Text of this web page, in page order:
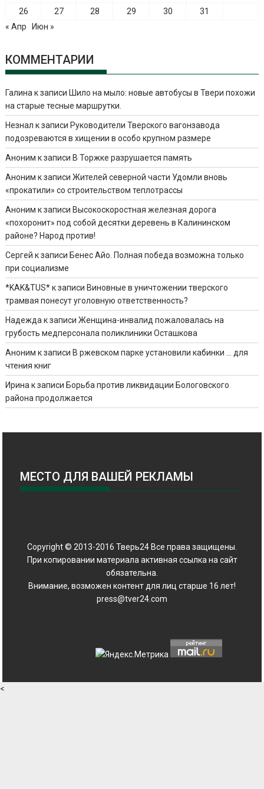
26
27 28 29 30
31
« Апр
Июн »
КОММЕНТАРИИ
Галина к записиШило на мыло: новые автобусы в Твери похожи
на старые тесные маршрутки.
Незнал к записиРуководители Тверского вагонзавода
подозреваются в хищении в особо крупном размере
Аноним к записиВ Торжке разрушается память
Аноним к записиЖителей северной части Удомли вновь
«прокатили» со строительством теплотрассы
Аноним к записиВысокоскоростная железная дорога
«похоронит» под собой десятки деревень в Калининском
районе? Народ против!
Сергей к записиБенес Айо. Полная победа возможна только
при социализме
*KAK&TUS*к записиВиновные в уничтожении тверского
трамвая понесут уголовную ответственность?
Надежда к записиЖенщина-инвалид пожаловалась на
грубость медперсонала поликлиники Осташкова
Аноним к записиВ ржевском парке установили кабинки … для
чтения книг
Ирина к записиБорьба против ликвидации Бологовского
района продолжается
МЕСТО ДЛЯ ВАШЕЙ РЕКЛАМЫ
Copyright © 2013-2016 Тверь24 Все права защищены.
При копировании материала активная ссылка на сайт
обязательна.
Внимание, возможен контент для лиц старше 16 лет!
press@tver24.com
<